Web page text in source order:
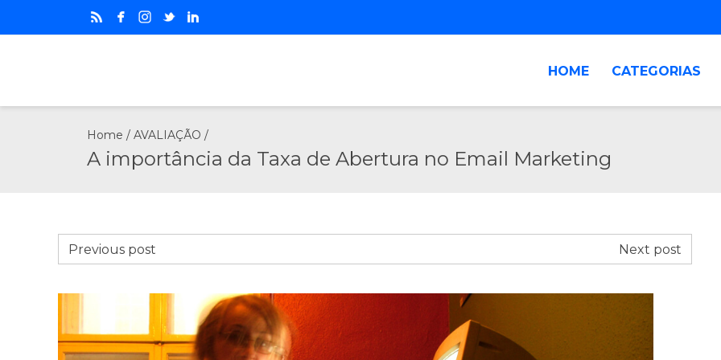
HOME CATEGORIAS
Home / AVALIAÇÃO /
A importância da Taxa de Abertura no Email Marketing
Previous post Next post